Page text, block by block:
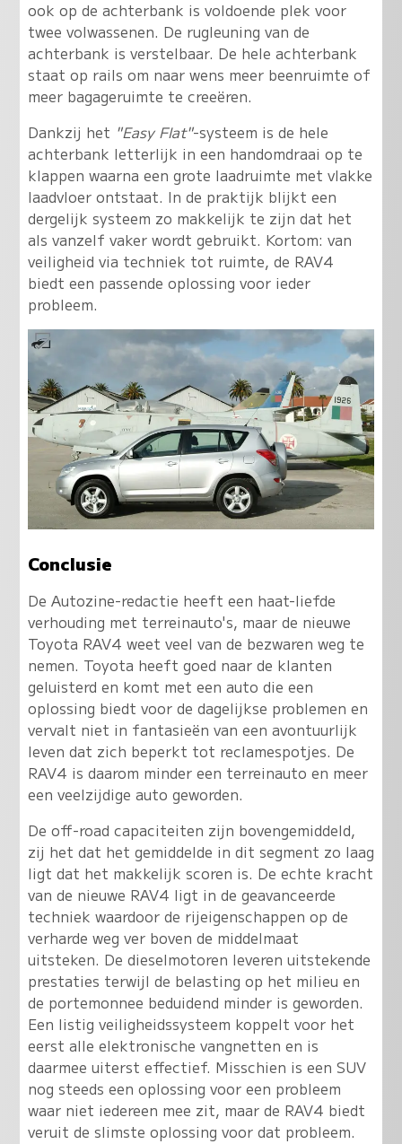
ook op de achterbank is voldoende plek voor
twee volwassenen. De rugleuning van de
achterbank is verstelbaar. De hele achterbank
staat op rails om naar wens meer beenruimte of
meer bagageruimte te creeëren.
Dankzij het "Easy Flat"-systeem is de hele
achterbank letterlijk in een handomdraai op te
klappen waarna een grote laadruimte met vlakke
laadvloer ontstaat. In de praktijk blijkt een
dergelijk systeem zo makkelijk te zijn dat het
als vanzelf vaker wordt gebruikt. Kortom: van
veiligheid via techniek tot ruimte, de RAV4
biedt een passende oplossing voor ieder
probleem.
Conclusie
De Autozine-redactie heeft een haat-liefde
verhouding met terreinauto's, maar de nieuwe
Toyota RAV4 weet veel van de bezwaren weg te
nemen. Toyota heeft goed naar de klanten
geluisterd en komt met een auto die een
oplossing biedt voor de dagelijkse problemen en
vervalt niet in fantasieën van een avontuurlijk
leven dat zich beperkt tot reclamespotjes. De
RAV4 is daarom minder een terreinauto en meer
een veelzijdige auto geworden.
De off-road capaciteiten zijn bovengemiddeld,
zij het dat het gemiddelde in dit segment zo laag
ligt dat het makkelijk scoren is. De echte kracht
van de nieuwe RAV4 ligt in de geavanceerde
techniek waardoor de rijeigenschappen op de
verharde weg ver boven de middelmaat
uitsteken. De dieselmotoren leveren uitstekende
prestaties terwijl de belasting op het milieu en
de portemonnee beduidend minder is geworden.
Een listig veiligheidssysteem koppelt voor het
eerst alle elektronische vangnetten en is
daarmee uiterst effectief. Misschien is een SUV
nog steeds een oplossing voor een probleem
waar niet iedereen mee zit, maar de RAV4 biedt
veruit de slimste oplossing voor dat probleem.